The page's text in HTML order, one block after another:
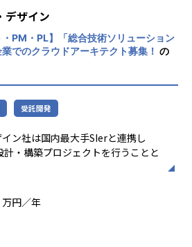
理解度が高い状況で開発に臨んで
性
研修、コーチング研修など、PKS
サービス
の実績例＞
発、品質改善・生産性向上、新規
販路拡大（営業支援）、人事関
略構築、資本政策・資金調達、シ
事例：https://circu.co.jp/pro-sh
造」
来：CIRCULATION（サーキュレ
＝ 循環
当社に存在する別システムも含め
担って頂く想定です。
セス1名で構成しています。30
社員が活躍する組織です。
システムの保守/運用を担うコーポ
おります。
、相談の上フルリモート勤務も可
大手企業の経営者・CxOや、新進
チャーで事業拡大を牽引してきた
代から70代まで豊富な経験・知見
ロフェッショナルな方々であり、
協業しながら法人企業の課題解決
。
コンサルティング実績は5,617社
プロジェクト（2025/4月末時点）
全国のあらゆる企業を対象に「プ
ング」という新しい人材活用モデ
べく、今後もビジョン実現に向け
たちのビジョン実現を一層加速さ
Technologyグループへ参画し
デザイン
・PM・PL】「総合技術ソリューション
でのクラウドアーキテクト募集！ の
受託開発
ン社は国内最大手SIerと連携し
計・構築プロジェクトを行うことと
ククラウドのアーキテクト・P
たします。
、大規模のフィールドで市場価値高
円／年